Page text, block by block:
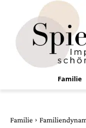
Familie
Familie